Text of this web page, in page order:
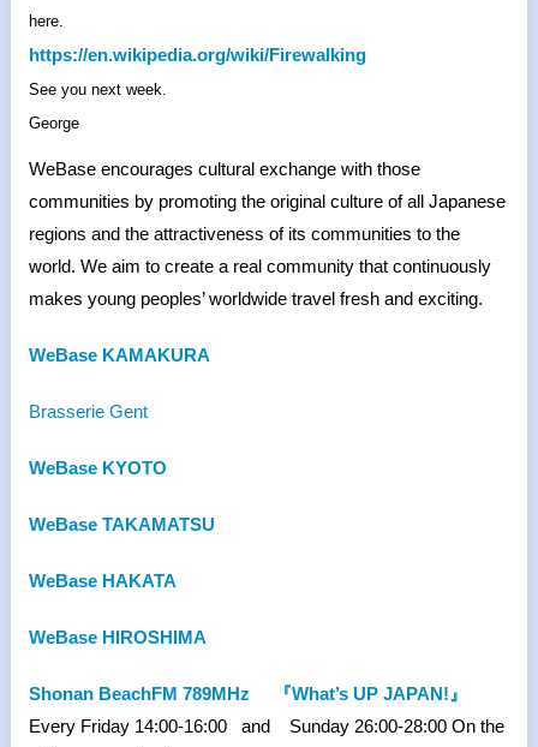
here.
https://en.wikipedia.org/wiki/Firewalking
See you next week.
George
WeBase encourages cultural exchange with those
communities by promoting the original culture of all Japanese
regions and the attractiveness of its communities to the
world. We aim to create a real community that continuously
makes young peoples’ worldwide travel fresh and exciting.
WeBase KAMAKURA
Brasserie Gent
WeBase KYOTO
WeBase TAKAMATSU
WeBase HAKATA
WeBase HIROSHIMA
Shonan BeachFM 789MHz
『What’s UP JAPAN!』
Every Friday 14:00-16:00 and Sunday 26:00-28:00 On the